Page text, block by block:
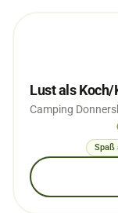
Camping
Spaß